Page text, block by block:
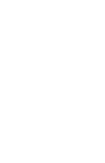
Nicolás Navarro
provincial en un
Diputación de
cargo de
marcha “a una
“aportar los
tan importante y
mejorar la